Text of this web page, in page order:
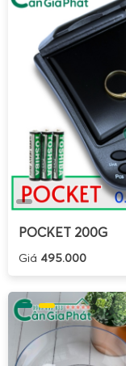
Việc hiệu chuẩn
trình sử dụng.
Hướng dẫn sửa
POCKET 200G
Giá 495.000